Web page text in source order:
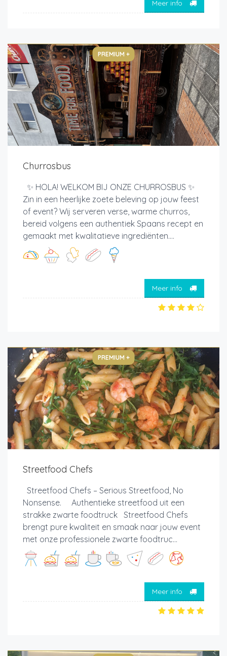
Meer info
PREMIUM +
Churrosbus
✨ HOLA! WELKOM BIJ ONZE CHURROSBUS ✨
Zin in een heerlijke zoete beleving op jouw feest
of event? Wij serveren verse, warme churros,
bereid volgens een authentiek Spaans recept en
gemaakt met kwalitatieve ingrediënten....
Meer info
PREMIUM +
Streetfood Chefs
Streetfood Chefs – Serious Streetfood, No
Nonsense. Authentieke streetfood uit een
strakke zwarte foodtruck Streetfood Chefs
brengt pure kwaliteit en smaak naar jouw event
met onze professionele zwarte foodtruc...
Meer info